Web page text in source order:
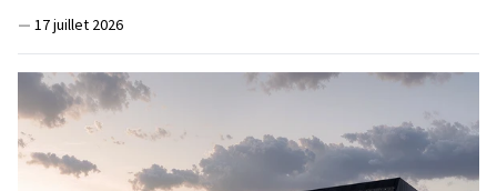
— 17 juillet 2026